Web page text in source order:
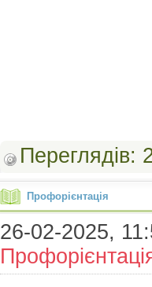
Профорієнтація
26-02-2025,